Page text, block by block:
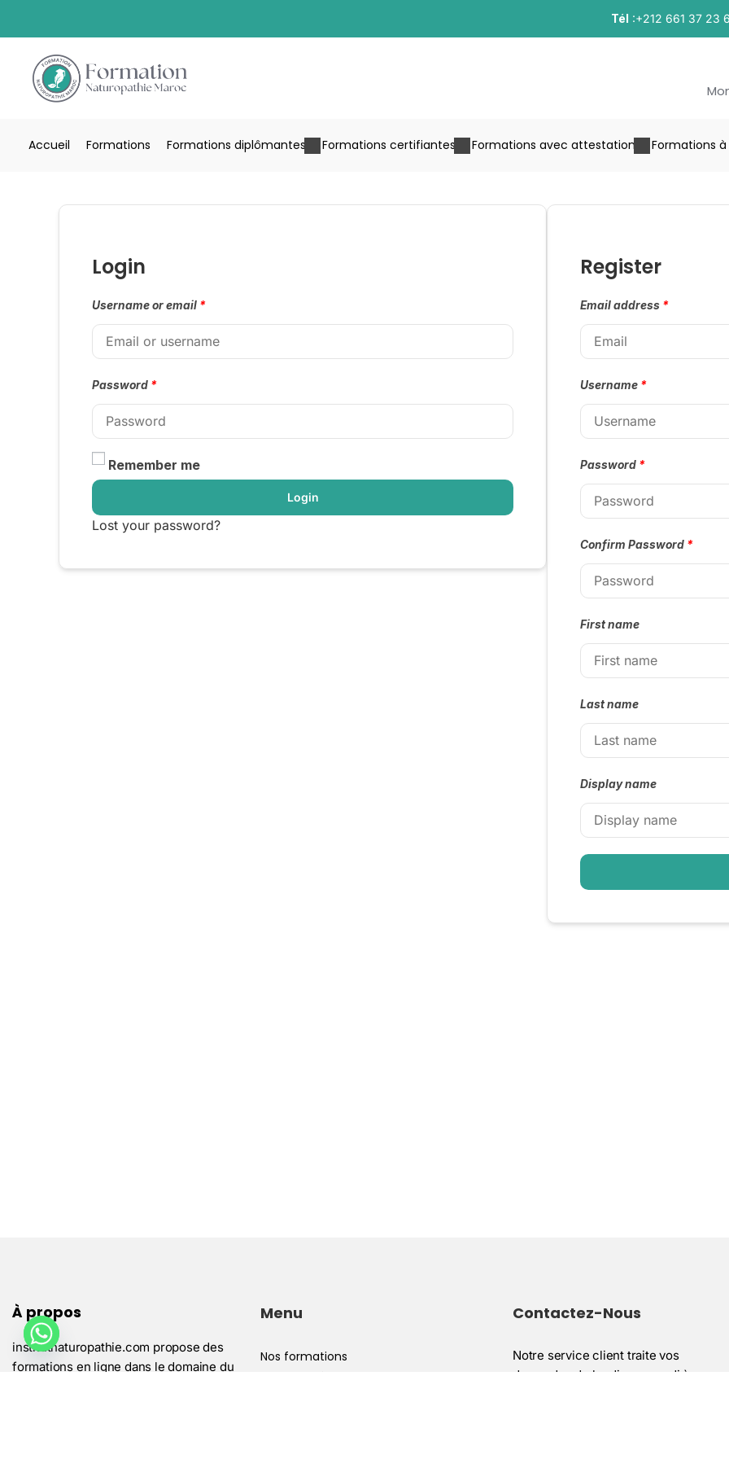
Tél :+212 661 37 23
Accueil Formations Formations diplômantes Formations certifiantes Formations avec attestation Formations
Login
Username or email *
Password *
Remember me
Login
Lost your password?
Register
Email address *
Username *
Password *
Confirm Password *
First name
Last name
Display name
À propos
institutnaturopathie.com propose des
formations en ligne dans le domaine du
Menu
Nos formations
Mentions légales
Contactez-Nous
Notre service client traite vos
demandes du lundi au samedi à